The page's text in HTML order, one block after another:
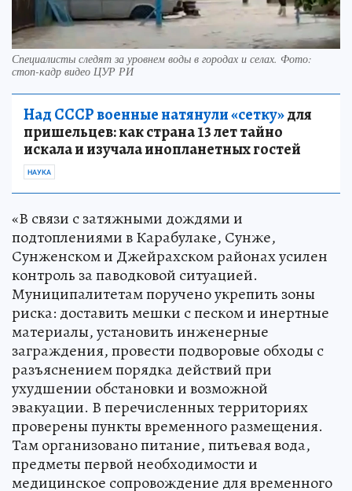
Специалисты следят за уровнем воды в городах и селах. Фото:
стоп-кадр видео ЦУР РИ
Над СССР военные натянули «сетку»для
пришельцев: как страна 13 лет тайно
искала и изучала инопланетных гостей
НАУКА
«В связи с затяжными дождями и
подтоплениями в Карабулаке, Сунже,
Сунженском и Джейрахском районах усилен
контроль за паводковой ситуацией.
Муниципалитетам поручено укрепить зоны
риска: доставить мешки с песком и инертные
материалы, установить инженерные
заграждения, провести подворовые обходы с
разъяснением порядка действий при
ухудшении обстановки и возможной
эвакуации. В перечисленных территориях
проверены пункты временного размещения.
Там организовано питание, питьевая вода,
предметы первой необходимости и
медицинское сопровождение для временного